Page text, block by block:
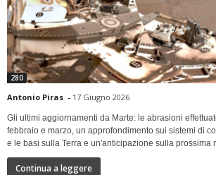
280
Antonio Piras - 17 Giugno 2026
Gli ultimi aggiornamenti da Marte: le abrasioni
febbraio e marzo, un approfondimento sui sistemi di
e le basi sulla Terra e un'anticipazione sulla prossima
Continua a leggere